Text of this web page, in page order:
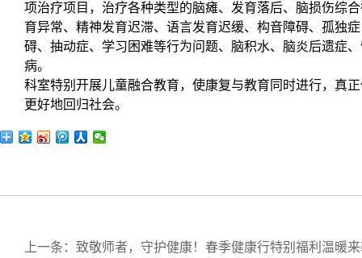
项治疗项目，治疗各种类型的脑瘫、发育落后、脑损伤综
育异常、精神发育迟滞、语言发育迟缓、构音障碍、孤独
碍、抽动症、学习困难等行为问题、脑积水、脑炎后遗症
病。
科室特别开展儿童融合教育，使康复与教育同时进行，真
更好地回归社会。
上一条：致敬师者，守护健康！春季健康行特别福利温暖